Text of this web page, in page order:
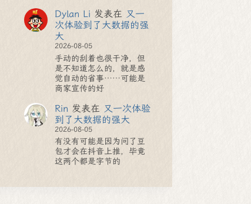
Dylan Li 发表在 又一
次体验到了大数据的强
大
2026-08-05
手动的刮着也很干净，但
是不知道怎么的，就是感
觉自动的省事……可能是
商家宣传的好
Rin 发表在 又一次体验
到了大数据的强大
2026-08-05
有没有可能是因为问了豆
包才会在抖音上推，毕竟
这两个都是字节的